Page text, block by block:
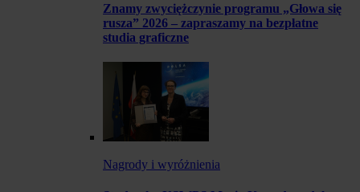
Znamy zwyciężczynie programu „Głowa się
rusza” 2026 – zapraszamy na bezpłatne
studia graficzne
Nagrody i wyróżnienia